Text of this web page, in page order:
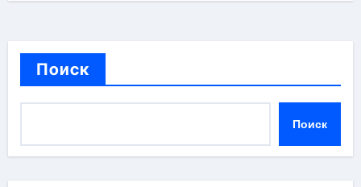
Поиск
Поиск